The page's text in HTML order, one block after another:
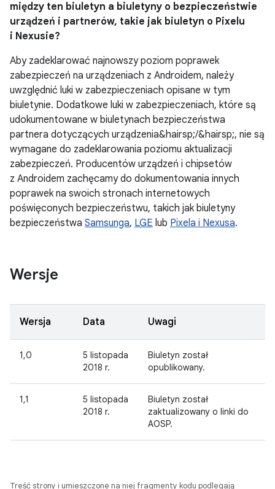
między ten biuletyn a biuletyny o bezpieczeństwie
urządzeń i partnerów, takie jak biuletyn o Pixelu
i Nexusie?
Aby zadeklarować najnowszy poziom poprawek
zabezpieczeń na urządzeniach z Androidem, należy
uwzględnić luki w zabezpieczeniach opisane w tym
biuletynie. Dodatkowe luki w zabezpieczeniach, które są
udokumentowane w biuletynach bezpieczeństwa
partnera dotyczących urządzenia&hairsp;/&hairsp;, nie są
wymagane do zadeklarowania poziomu aktualizacji
zabezpieczeń. Producentów urządzeń i chipsetów
z Androidem zachęcamy do dokumentowania innych
poprawek na swoich stronach internetowych
poświęconych bezpieczeństwu, takich jak biuletyny
bezpieczeństwa Samsunga, LGE lub Pixela i Nexusa.
Wersje
Wersja Data Uwagi
1,0
5 listopada
2018 r.
Biuletyn został
opublikowany.
1,1
5 listopada
2018 r.
Biuletyn został
zaktualizowany o linki do
AOSP.
Treść strony i umieszczone na niej fragmenty kodu podlegają